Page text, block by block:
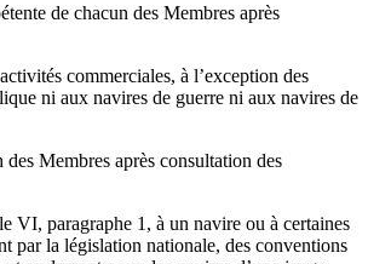
de chacun des Membres après
commerciales, à l’exception des
ni aux navires de guerre ni aux navires de
Membres après consultation des
VI, paragraphe 1, à un navire ou à certaines
par la législation nationale, des conventions